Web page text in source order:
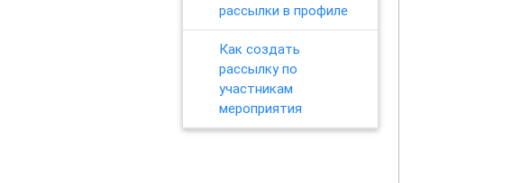
рассылки в профиле
Как создать
рассылку по
участникам
мероприятия